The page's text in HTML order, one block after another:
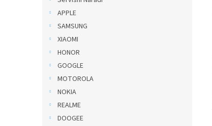
APPLE
SAMSUNG
XIAOMI
HONOR
GOOGLE
MOTOROLA
NOKIA
REALME
DOOGEE